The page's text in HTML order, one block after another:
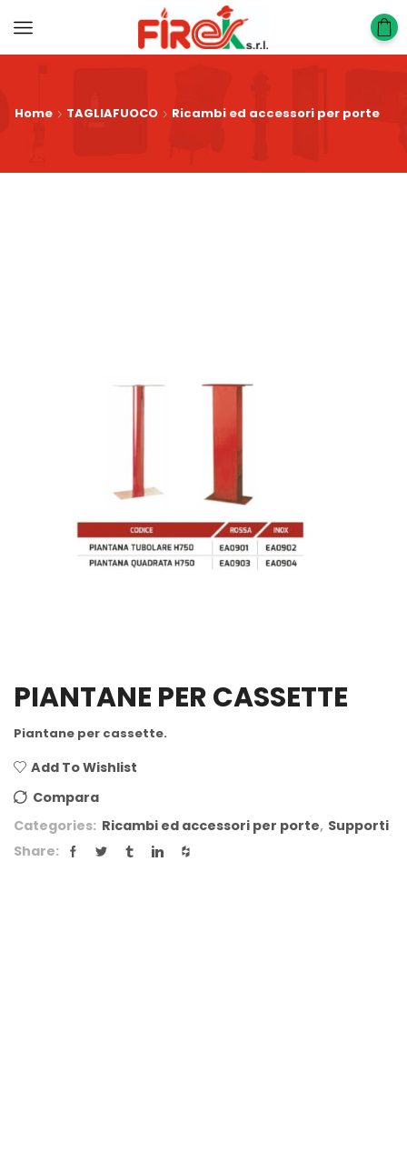
Home TAGLIAFUOCO Ricambi ed accessori per porte
PIANTANE PER CASSETTE
Piantane per cassette.
Add To Wishlist
Compara
Categories: Ricambi ed accessori per porte, Supporti
Share: